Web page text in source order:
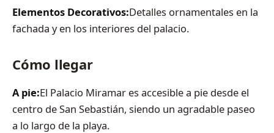
Elementos Decorativos:Detalles ornamentales en la
fachada y en los interiores del palacio.
Cómo llegar
A pie:El Palacio Miramar es accesible a pie desde el
centro de San Sebastián, siendo un agradable paseo
a lo largo de la playa.